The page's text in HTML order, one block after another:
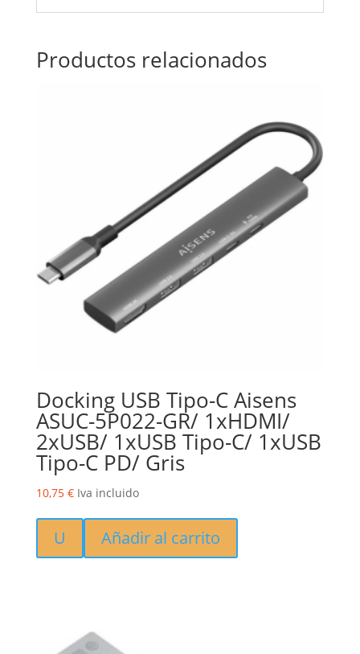
Productos relacionados
Docking USB Tipo-C Aisens
ASUC-5P022-GR/ 1xHDMI/
2xUSB/ 1xUSB Tipo-C/ 1xUSB
Tipo-C PD/ Gris
10,75 € Iva incluido
U Añadir al carrito